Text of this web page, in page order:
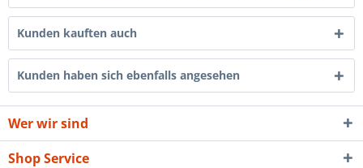
Kunden kauften auch
Kunden haben sich ebenfalls angesehen
Wer wir sind
Shop Service